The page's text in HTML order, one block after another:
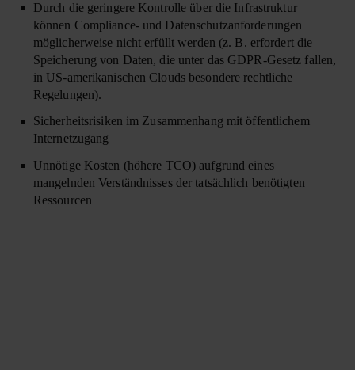
Durch die geringere Kontrolle über die Infrastruktur
können Compliance- und Datenschutzanforderungen
möglicherweise nicht erfüllt werden (z. B. erfordert die
Speicherung von Daten, die unter das GDPR-Gesetz fallen,
in US-amerikanischen Clouds besondere rechtliche
Regelungen).
Sicherheitsrisiken im Zusammenhang mit öffentlichem
Internetzugang
Unnötige Kosten (höhere TCO) aufgrund eines
mangelnden Verständnisses der tatsächlich benötigten
Ressourcen